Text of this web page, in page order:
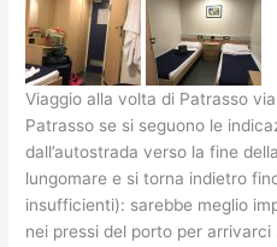
Viaggio alla volta di Patrasso
Patrasso se si seguono le
dall’autostrada verso la fine
lungomare e si torna indietro
insufficienti): sarebbe meglio
nei pressi del porto per